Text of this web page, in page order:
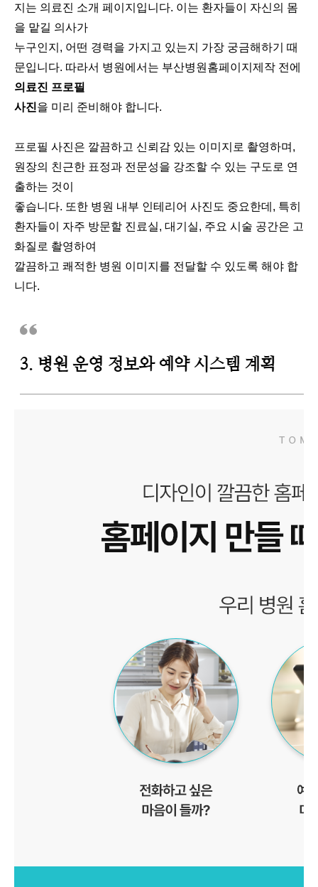
지는 의료진 소개 페이지입니다. 이는 환자들이 자신의 몸
을 맡길 의사가
누구인지, 어떤 경력을 가지고 있는지 가장 궁금해하기 때
문입니다. 따라서 병원에서는 부산병원홈페이지제작 전에
의료진 프로필
사진을 미리 준비해야 합니다.
프로필 사진은 깔끔하고 신뢰감 있는 이미지로 촬영하며,
원장의 친근한 표정과 전문성을 강조할 수 있는 구도로 연
출하는 것이
좋습니다. 또한 병원 내부 인테리어 사진도 중요한데, 특히
환자들이 자주 방문할 진료실, 대기실, 주요 시술 공간은 고
화질로 촬영하여
깔끔하고 쾌적한 병원 이미지를 전달할 수 있도록 해야 합
니다.